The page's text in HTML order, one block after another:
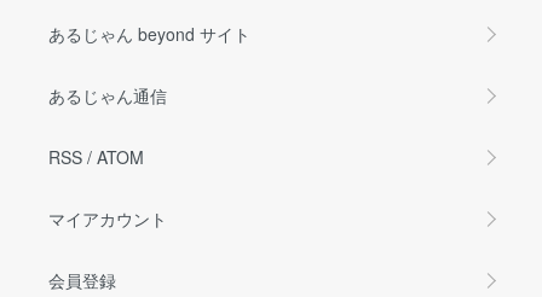
あるじゃん beyond サイト
あるじゃん通信
RSS / ATOM
マイアカウント
会員登録